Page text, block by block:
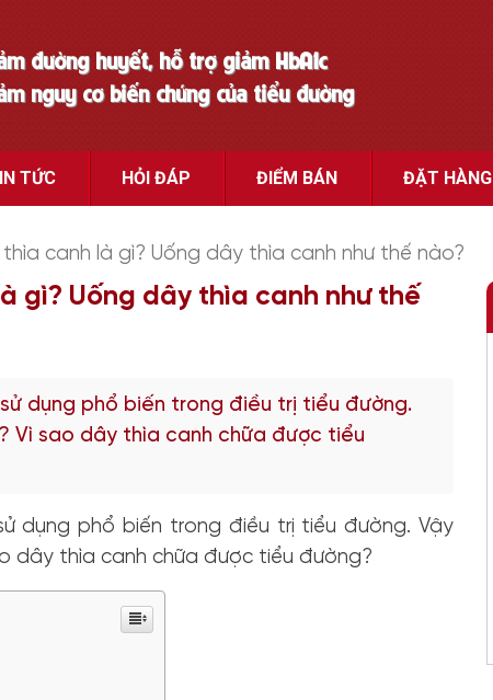
đường huyết, hỗ trợ giảm HbA1c
nguy cơ biến chứng của tiểu đường
TỨC HỎI ĐÁP ĐIỂM BÁN ĐẶT HÀNG
canh là gì? Uống dây thìa canh như thế nào?
gì? Uống dây thìa canh như thế
dụng phổ biến trong điều trị tiểu đường.
Vì sao dây thìa canh chữa được tiểu
dụng phổ biến trong điều trị tiểu đường. Vậy
dây thìa canh chữa được tiểu đường?